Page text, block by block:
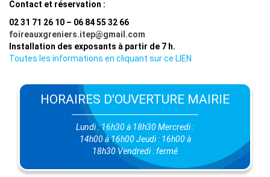
Contact et réservation :
02 31 71 26 10 – 06 84 55 32 66
foireauxgreniers.itep@gmail.com
Installation des exposants à partir de 7 h.
Toutes les informations en cliquant sur ce LIEN
HORAIRES D'OUVERTURE MAIRIE
Lundi : 16h30 à 18h30 Mercredi :
14h00 à 16h00 Jeudi : 16h00 à
18h30 Vendredi : fermé